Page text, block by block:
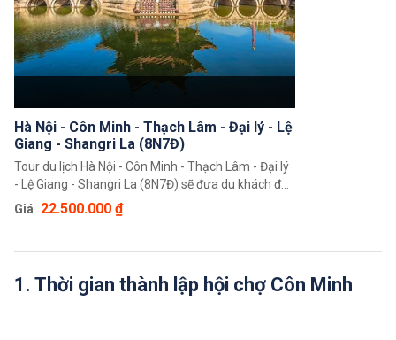
Hà Nội - Côn Minh - Thạch Lâm - Đại lý - Lệ
Giang - Shangri La (8N7Đ)
Tour du lịch Hà Nội - Côn Minh - Thạch Lâm - Đại lý
- Lệ Giang - Shangri La (8N7Đ) sẽ đưa du khách đến
những vùng đất mới nơi có thể khám phá những
cảnh quan thiên nhiên, trải nghiệm văn hoá và tiếp
những cái nhìn mới mẻ về một đất nước Trung
Quốc xinh đẹp.
Giá 22.500.000 ₫
1. Thời gian thành lập hội chợ Côn Minh